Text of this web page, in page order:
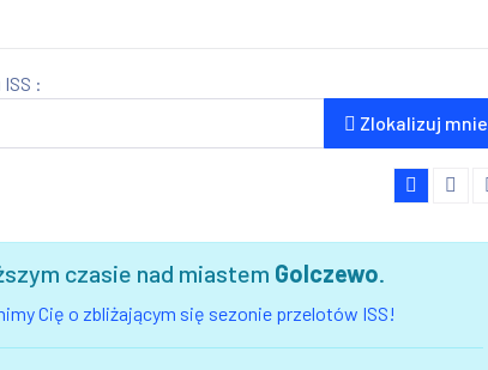
:
Zlokalizuj mnie
czasie nad miastem Golczewo.
Cię o zbliżającym się sezonie przelotów ISS!